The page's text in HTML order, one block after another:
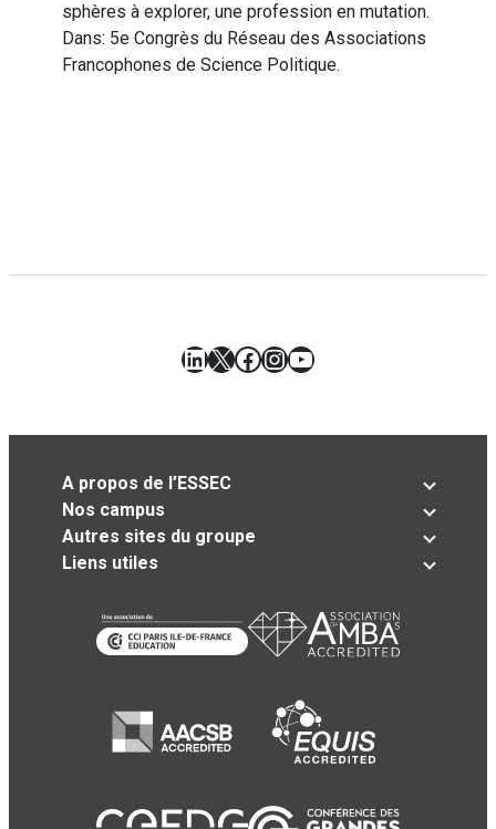
sphères à explorer, une profession en mutation.
Dans: 5e Congrès du Réseau des Associations
Francophones de Science Politique.
LinkedIn
X Facebook
Instagram
YouTube
A propos de l’ESSEC
Nos campus
Autres sites du groupe
Liens utiles